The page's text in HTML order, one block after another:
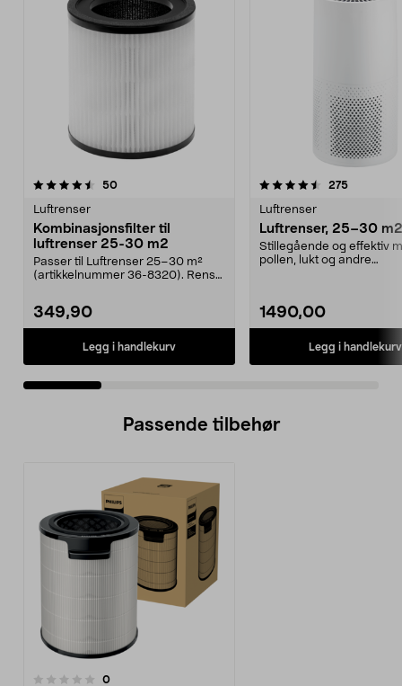
50anmeldelser
Luftrenser
Kombinasjonsfilter til
luftrenser 25-30 m2
Passer til Luftrenser 25–30 m²
(artikkelnummer 36-8320). Rens
349,90
Legg i handlekurv
4.5 av 5 stjerner 275
Luftrenser
Luftrenser, 25–30 m2
Stillegående og effektiv
pollen, lukt og andre
1490,00
Legg i handlekurv
5.0 av 5 stjerner
Passende tilbehør
0anmeldelser